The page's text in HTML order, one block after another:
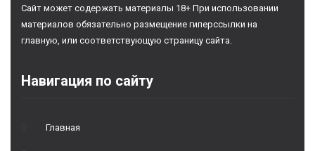
Сайт может содержать материалы 18+ При использовании
материалов обязательно размещение гиперссылки на
главную, или соответствующую страницу сайта.
Навигация по сайту
Главная